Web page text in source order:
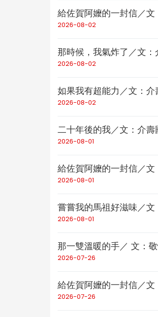
給佐賀阿嬤的一封信／
2026-08-02
那時候，我氣炸了／文
2026-08-02
如果我有超能力／文：
2026-08-02
二十年後的我／文：介
2026-08-01
給佐賀阿嬤的一封信／
2026-08-01
嘗嘗我的馬祖好滋味／
2026-08-01
那一雙溫暖的手／ 文：
2026-07-26
給佐賀阿嬤的一封信／
2026-07-26